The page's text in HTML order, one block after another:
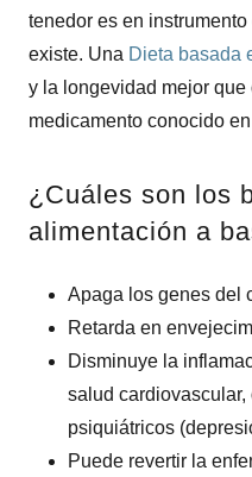
tenedor es en
existe. Una Dieta basada
y la longevidad mejor
medicamento conocido
¿Cuáles son los
alimentación a
Apaga los genes del
Retarda en
Disminuye la
salud
psiquiátricos
Puede revertir la